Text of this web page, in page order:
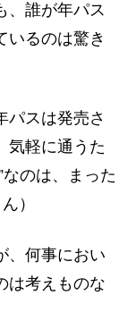
、誰が年パス
いるのは驚き
スは発売さ
気軽に通うた
のは、まった
）
、何事におい
は考えものな